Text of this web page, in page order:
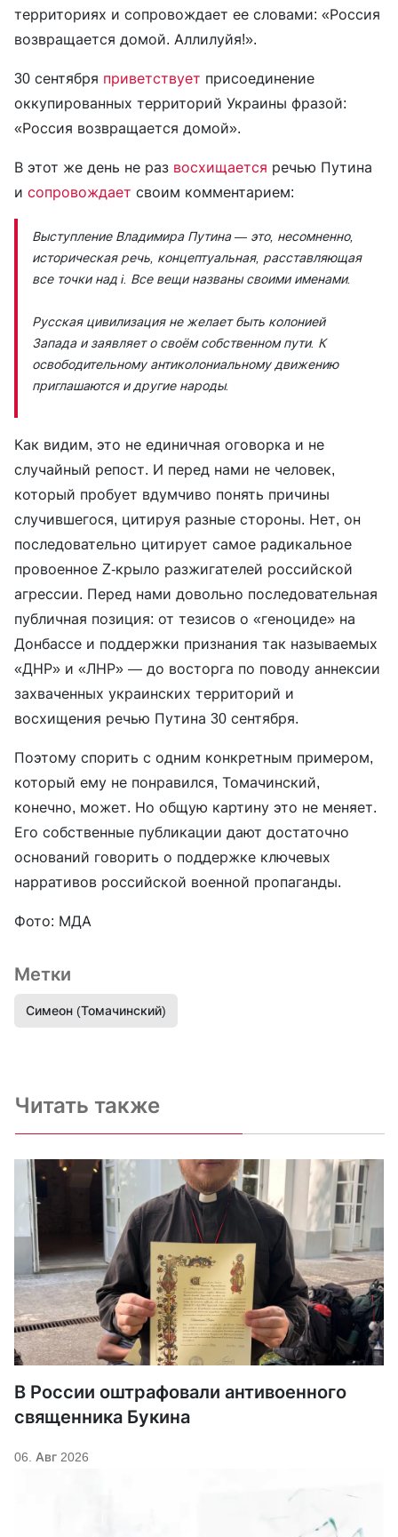
территориях и сопровождает ее словами: «Россия
возвращается домой. Аллилуйя!».
30 сентября приветствует присоединение
оккупированных территорий Украины фразой:
«Россия возвращается домой».
В этот же день не раз восхищается речью Путина
и сопровождает своим комментарием:
Выступление Владимира Путина — это, несомненно,
историческая речь, концептуальная, расставляющая
все точки над i. Все вещи названы своими именами.
Русская цивилизация не желает быть колонией
Запада и заявляет о своём собственном пути. К
освободительному антиколониальному движению
приглашаются и другие народы.
Как видим, это не единичная оговорка и не
случайный репост. И перед нами не человек,
который пробует вдумчиво понять причины
случившегося, цитируя разные стороны. Нет, он
последовательно цитирует самое радикальное
провоенное Z-крыло разжигателей российской
агрессии. Перед нами довольно последовательная
публичная позиция: от тезисов о «геноциде» на
Донбассе и поддержки признания так называемых
«ДНР» и «ЛНР» — до восторга по поводу аннексии
захваченных украинских территорий и
восхищения речью Путина 30 сентября.
Поэтому спорить с одним конкретным примером,
который ему не понравился, Томачинский,
конечно, может. Но общую картину это не меняет.
Его собственные публикации дают достаточно
оснований говорить о поддержке ключевых
нарративов российской военной пропаганды.
Фото: МДА
Метки
Симеон (Томачинский)
Читать также
В России оштрафовали антивоенного
священника Букина
06. Авг 2026